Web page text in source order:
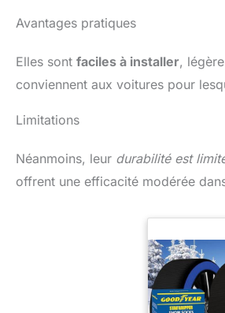
Avantages pratiques
Elles sont faciles à installer,
conviennent aux voitures pour
Limitations
Néanmoins, leur durabilité est
offrent une efficacité modérée